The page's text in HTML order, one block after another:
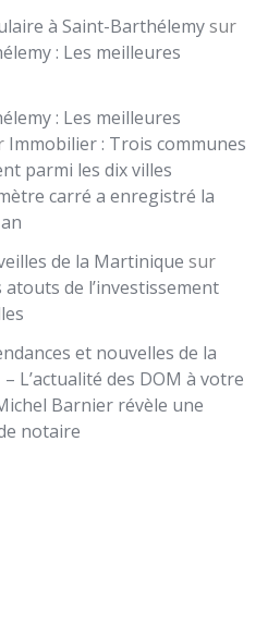
à Saint-Barthélemysur
: Les meilleures
: Les meilleures
Immobilier : Trois communes
parmi les dix villes
carré a enregistré la
de la Martinique sur
de l’investissement
et nouvelles de la
L’actualité des DOM à votre
Barnier révèle une
notaire